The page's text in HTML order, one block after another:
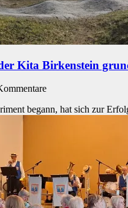
Kita Birkenstein
begann, hat sich zur